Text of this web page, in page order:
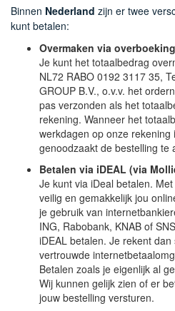
Binnen Nederland zijn er twee
kunt betalen:
Overmaken via overboeking
Je kunt het totaalbedrag
NL72 RABO 0192 3117 35,
GROUP B.V., o.v.v. het
pas verzonden als het
rekening. Wanneer het
werkdagen op onze rekening
genoodzaakt de bestelling te
Betalen via iDEAL (via
Je kunt via iDeal betalen.
veilig en gemakkelijk jou
je gebruik van
ING, Rabobank, KNAB of
iDEAL betalen. Je rekent
vertrouwde
Betalen zoals je eigenlijk al
Wij kunnen gelijk zien of er
jouw bestelling versturen.